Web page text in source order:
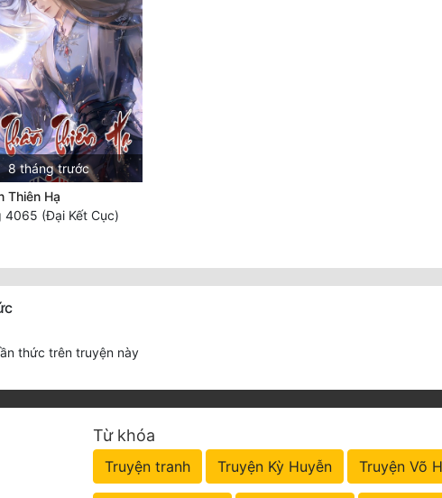
8 tháng trước
Thiên Hạ
4065 (Đại Kết Cục)
thức trên truyện này
Từ khóa
Truyện tranh Truyện Kỳ Huyễn Truyện Võ